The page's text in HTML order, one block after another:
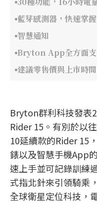
藍芽感測器，快速掌
智慧通知
Bryton App全方面支
建議零售價與上市時間
Bryton群利科技發表
Rider 15。有別於以
10延續款的Rider 15
錶以及智慧手機App
速上手並可記錄訓練
式指北針來引領騎乘
全球衛星定位科技，